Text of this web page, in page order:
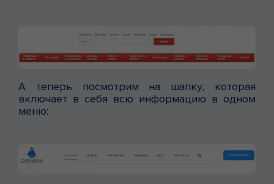
А теперь посмотрим на шапку, которая
включает в себя всю информацию в одном
меню: